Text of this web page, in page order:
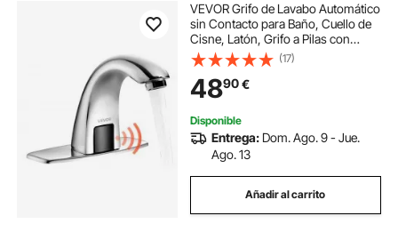
VEVOR Grifo de Lavabo Automático
sin Contacto para Baño, Cuello de
Cisne, Latón, Grifo a Pilas con
Temperatura Ajustable y Sensor de
Movimiento, Cromado Plateado,
160 x 45 x 125 mm, 7,6 L/min
(17)
4890€
Disponible
Entrega: Dom. Ago. 9 - Jue.
Ago. 13
Añadir al carrito